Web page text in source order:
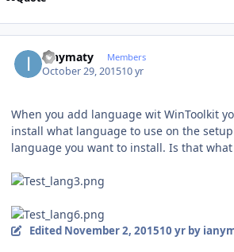
ianymaty Members
October 29, 201510 yr
When you add language wit WinToolkit
install what language to use on the
language you want to install. Is that what
Edited November 2, 201510 yrby